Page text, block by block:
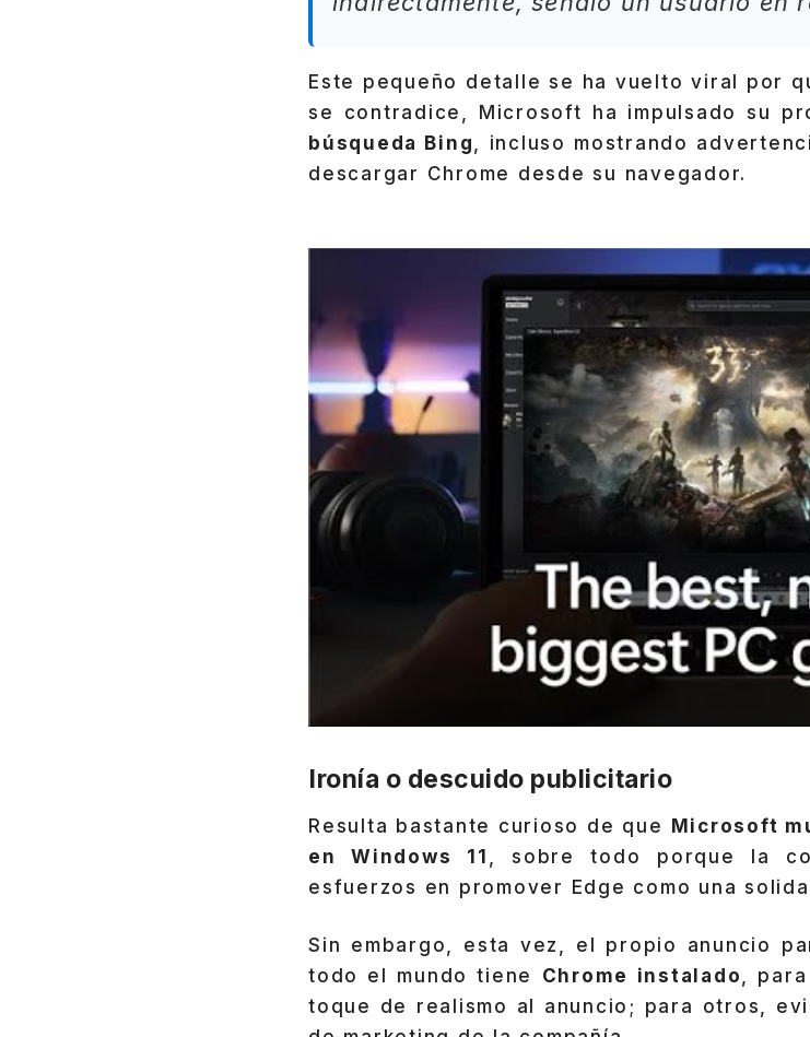
Este pequeño detalle se ha vuelto viral por
se contradice, Microsoft ha impulsado su
búsqueda Bing, incluso mostrando
descargar Chrome desde su navegador.
Ironía o descuido publicitario
Resulta bastante curioso de que Microsoft
en Windows 11
, sobre todo porque la
esfuerzos en promover Edge como una
Sin embargo, esta vez, el propio anuncio
todo el mundo tiene Chrome instalado,
toque de realismo al anuncio; para otros,